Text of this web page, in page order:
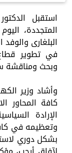
استقبل
البلغارى
في تطوير
وبحث ومناقشة
وأشاد وزير
كافة المحاور
الإرادة
وتعظيمه في
بشكل دوري